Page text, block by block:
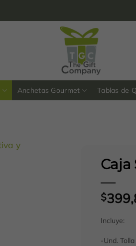
Anchetas Gourmet Tablas de
Caja
$
Incluye:
-Und.